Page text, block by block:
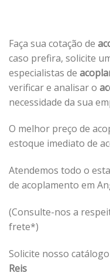
Faça sua cotação de
caso prefira, solicite
especialistas de
verificar e analisar o
necessidade da sua
O melhor preço de
estoque imediato de
Atendemos todo o
de acoplamento em
(Consulte-nos a
frete*)
Solicite nosso
Reis